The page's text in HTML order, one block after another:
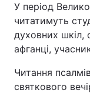
У період
читатимуть
духовних шкіл,
афганці,
Читання
святкового